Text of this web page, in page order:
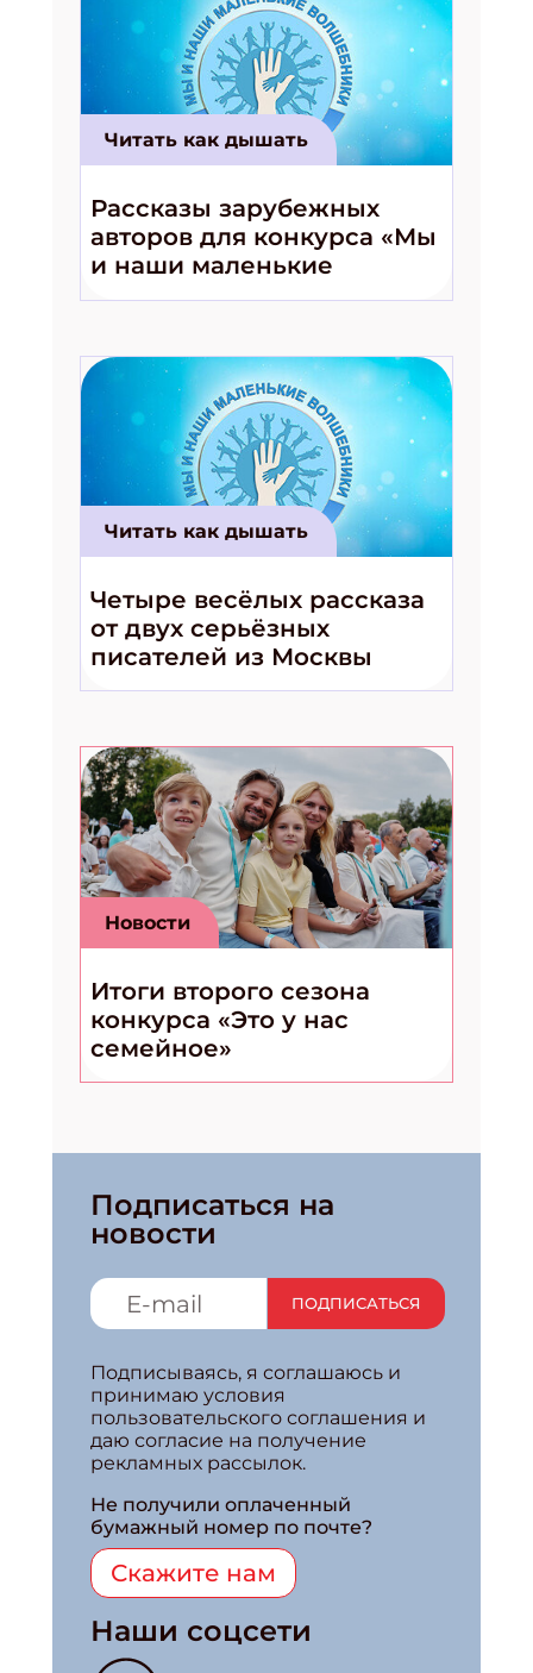
Читать как дышать
Рассказы зарубежных
авторов для конкурса «Мы
и наши маленькие
волшебники!»
Читать как дышать
Четыре весёлых рассказа
от двух серьёзных
писателей из Москвы
Новости
Итоги второго сезона
конкурса «Это у нас
семейное»
Подписаться на
новости
ПОДПИСАТЬСЯ
Подписываясь, я соглашаюсь и
принимаю условия
пользовательского соглашения и
даю согласие на получение
рекламных рассылок.
Не получили оплаченный
бумажный номер по почте?
Скажите нам
Наши соцсети